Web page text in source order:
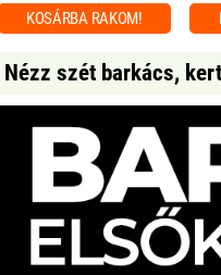
KOSÁRBA RAKOM!
Nézz szét barkács,